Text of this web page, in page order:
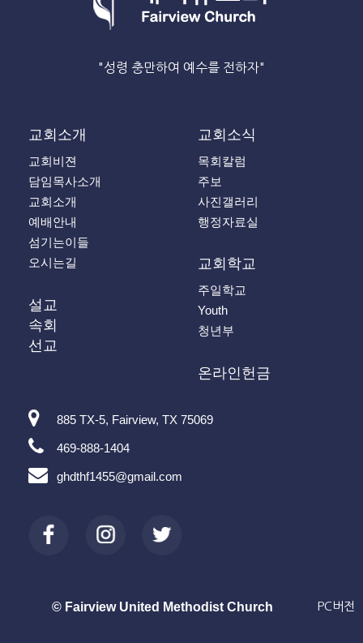
"성령 충만하여 예수를 전하자"
교회소개
교회비젼
담임목사소개
교회소개
예배안내
섬기는이들
오시는길
설교
속회
선교
교회소식
목회칼럼
주보
사진갤러리
행정자료실
교회학교
주일학교
Youth
청년부
온라인헌금
885 TX-5, Fairview, TX 75069
469-888-1404
ghdthf1455@gmail.com
© Fairview United Methodist Church PC버전